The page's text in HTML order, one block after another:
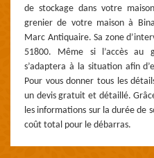
de stockage dans votre
grenier de votre maison à
Marc Antiquaire. Sa zone
51800. Même si l’accès au
s’adaptera à la situation afin
Pour vous donner tous les
un devis gratuit et détaillé.
les informations sur la durée de
coût total pour le débarras.